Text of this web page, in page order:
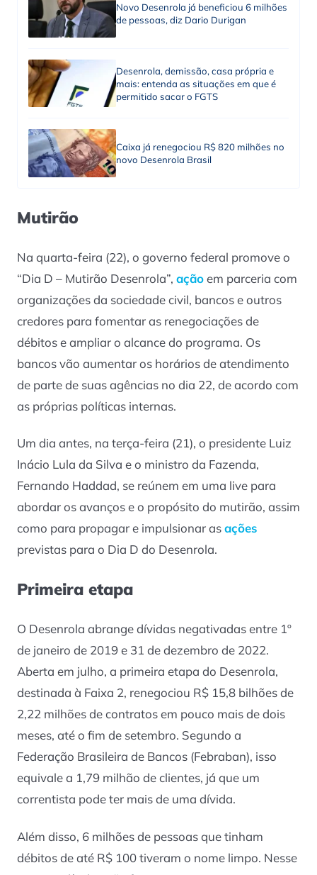
Novo Desenrola já beneficiou 6 milhões
de pessoas, diz Dario Durigan
Desenrola, demissão, casa própria e
mais: entenda as situações em que é
permitido sacar o FGTS
Caixa já renegociou R$ 820 milhões no
novo Desenrola Brasil
Mutirão
Na quarta-feira (22), o governo federal promove o
“Dia D – Mutirão Desenrola”, açãoem parceria com
organizações da sociedade civil, bancos e outros
credores para fomentar as renegociações de
débitos e ampliar o alcance do programa. Os
bancos vão aumentar os horários de atendimento
de parte de suas agências no dia 22, de acordo com
as próprias políticas internas.
Um dia antes, na terça-feira (21), o presidente Luiz
Inácio Lula da Silva e o ministro da Fazenda,
Fernando Haddad, se reúnem em uma live para
abordar os avanços e o propósito do mutirão, assim
como para propagar e impulsionar asações
previstas para o Dia D do Desenrola.
Primeira etapa
O Desenrola abrange dívidas negativadas entre 1º
de janeiro de 2019 e 31 de dezembro de 2022.
Aberta em julho, a primeira etapa do Desenrola,
destinada à Faixa 2, renegociou R$ 15,8 bilhões de
2,22 milhões de contratos em pouco mais de dois
meses, até o fim de setembro. Segundo a
Federação Brasileira de Bancos (Febraban), isso
equivale a 1,79 milhão de clientes, já que um
correntista pode ter mais de uma dívida.
Além disso, 6 milhões de pessoas que tinham
débitos de até R$ 100 tiveram o nome limpo. Nesse